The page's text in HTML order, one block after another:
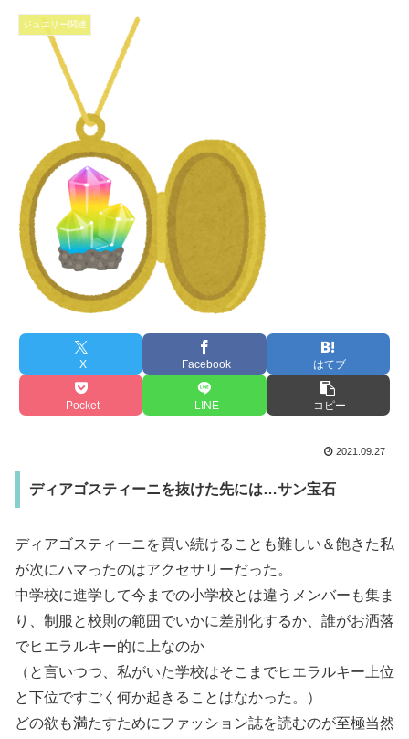
ジュエリー関連
X Facebook はてブ
Pocket LINE コピー
2021.09.27
ディアゴスティーニを抜けた先には…サン宝石
ディアゴスティーニを買い続けることも難しい＆飽きた私
が次にハマったのはアクセサリーだった。
中学校に進学して今までの小学校とは違うメンバーも集ま
り、制服と校則の範囲でいかに差別化するか、誰がお洒落
でヒエラルキー的に上なのか
（と言いつつ、私がいた学校はそこまでヒエラルキー上位
と下位ですごく何か起きることはなかった。）
どの欲も満たすためにファッション誌を読むのが至極当然